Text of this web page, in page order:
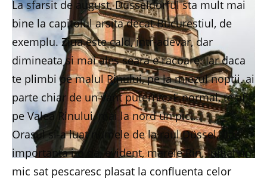
La sfarsit de august, Düsseldorful sta mult mai
bine la capitolul arsita decat Bucurestiul, de
exemplu. Ziua este cald, intr-adevar, dar
dimineata si mai ales seara e racoare. Iar daca
te plimbi pe malul Rinului, pe la miezul noptii, ai
parte chiar de un vant puternic. E normal, te afli
pe Valea Rinului, mai la nord un pic…
Orasul si-a luat numele de la raul Düssel, dar
importanta i-o da, evident, marele Rin. Initial un
mic sat pescaresc plasat la confluenta celor